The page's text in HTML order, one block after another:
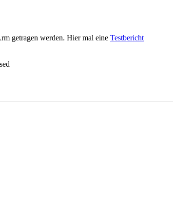
getragen werden. Hier mal eine Testbericht